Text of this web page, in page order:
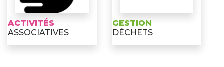
ACTIVITÉS
ASSOCIATIVES
GESTION
DÉCHETS